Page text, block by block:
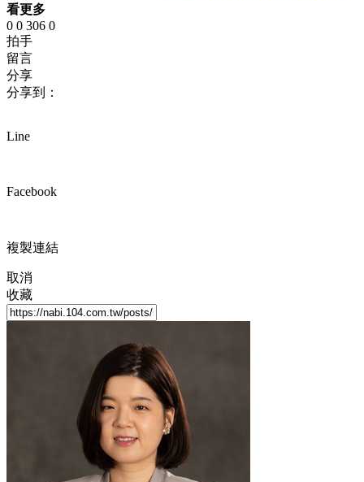
看更多
0 0 306 0
拍手
留言
分享
分享到：
Line
Facebook
複製連結
取消
收藏